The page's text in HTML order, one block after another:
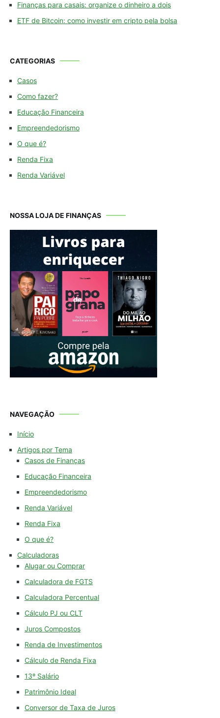
Finanças para casais: organize o dinheiro a dois
ETF de Bitcoin: como investir em cripto pela bolsa
CATEGORIAS
Casos
Como fazer?
Educação Financeira
Empreendedorismo
O que é?
Renda Fixa
Renda Variável
NOSSA LOJA DE FINANÇAS
NAVEGAÇÃO
Início
Artigos por Tema
Casos de Finanças
Educação Financeira
Empreendedorismo
Renda Variável
Renda Fixa
O que é?
Calculadoras
Alugar ou Comprar
Calculadora de FGTS
Calculadora Percentual
Cálculo PJ ou CLT
Juros Compostos
Renda de Investimentos
Cálculo de Renda Fixa
13º Salário
Patrimônio Ideal
Conversor de Taxa de Juros